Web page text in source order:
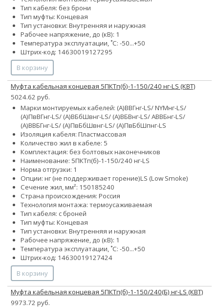
Тип кабеля: без брони
Тип муфты: Концевая
Тип установки: Внутренняя и наружная
Рабочее напряжение, до (кВ): 1
Температура эксплуатации, ˚С: -50...+50
Штрих-код: 14630019127295
В корзину
Муфта кабельная концевая 5ПКТп(б)-1-150/240 нг-LS (КВТ)
5024.62 руб.
Марки монтируемых кабелей: (А)ВВГнг-LS/ NYMнг-LS/
(А)ПвВГнг-LS/ (А)ВБбШвнг-LS/ (А)ВБВнг-LS/ АВВБнг-LS/
(А)ВВБГнг-LS/ (А)ПвБбШвнг-LS/ (А)ПвБбШпнг-LS
Изоляция кабеля: Пластмассовая
Количество жил в кабеле: 5
Комплектация: без болтовых наконечников
Наименование: 5ПКТп(б)-1-150/240 нг-LS
Норма отгрузки: 1
Опции: нг (не поддерживает горение)LS (Low Smoke)
Сечение жил, мм²: 150185240
Страна происхождения: Россия
Технология монтажа: термоусаживаемая
Тип кабеля: с броней
Тип муфты: Концевая
Тип установки: Внутренняя и наружная
Рабочее напряжение, до (кВ): 1
Температура эксплуатации, ˚С: -50...+50
Штрих-код: 14630019127424
В корзину
Муфта кабельная концевая 5ПКТп(б)-1-150/240(Б) нг-LS (КВТ)
9973.72 руб.